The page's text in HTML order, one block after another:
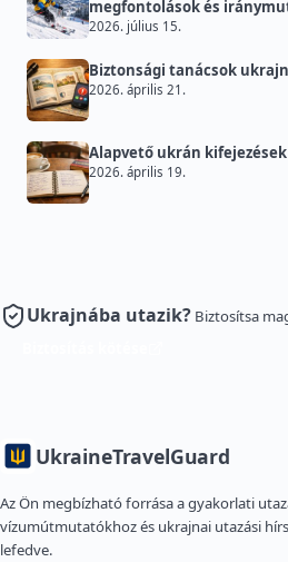
megfontolások és
2026. július 15.
Biztonsági tanácsok
2026. április 21.
Alapvető ukrán
2026. április 19.
Ukrajnába utazik? Biztosítsa
UkraineTravelGuard
Az Ön megbízható forrása a gyakorlati
vízumútmutatókhoz és ukrajnai utazási
lefedve.